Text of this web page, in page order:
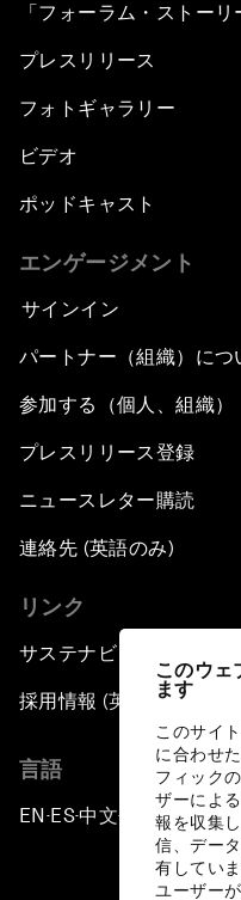
このウェ
ます
このサイ
に合わせ
フィック
ザーによ
報を収集
信、デー
有してい
ユーザー
「フォーラム・ストーリ
プレスリリース
フォトギャラリー
ビデオ
ポッドキャスト
エンゲージメント
サインイン
パートナー（組織）につ
参加する（個人、組織）
プレスリリース登録
ニュースレター購読
連絡先 (英語のみ)
リンク
サステナビリティへの取
採用情報 (英語のみ)
言語
EN ▪ ES▪中文▪ 日本語